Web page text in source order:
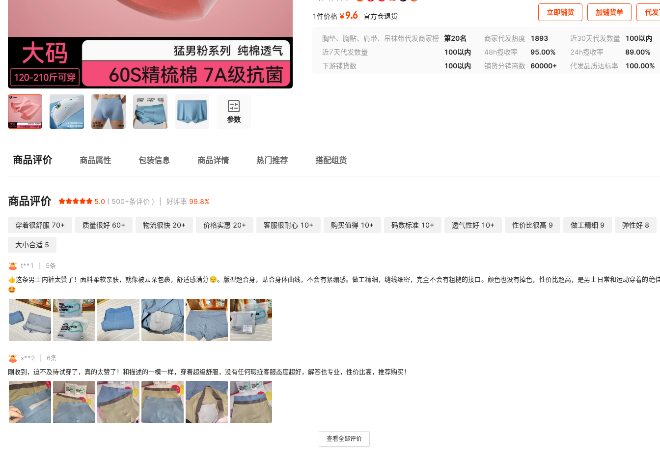
参数
XXXXL（185-210斤） 库存 4986条
1件价格 ￥9.6 官方仓退货 立即铺货 加铺货单 代
胸垫、胸贴、肩带、吊袜带代发商家榜 第20名 商家代发热度 1893 近30天代发数量
100以内
近7天代发数量
100以内 48h揽收率 95.00% 24h揽收率
89.00%
下游铺货数
100以内 铺货分销商数 60000+ 代发品质达标率 100.00%
商品评价 商品属性 包装信息 商品详情 热门推荐 搭配组货
商品评价 5.0 500+条评价 好评率 99.8%
穿着很舒服 70+ 质量很好 60+ 物流很快 20+ 价格实惠 20+ 客服很耐心 10+ 购买值得 10+ 码数标准 10+ 透气性好 10+ 性价比很高 9 做工精细 9 弹性好 8
大小合适 5
t**1 5条
👍这条男士内裤太赞了！面料柔软亲肤，就像被云朵包裹，舒适感满分😌。版型超合身，贴合身体曲线，不会有紧绷感。做工精细，缝线细密，完全不会有粗糙的接口。颜色也没有掉色，性价比超高，是男士日常和运动穿着的绝
🤩
x**2 6条
刚收到，迫不及待试穿了，真的太赞了！和描述的一模一样，穿着超级舒服，没有任何瑕疵客服态度超好，解答也专业，性价比高，推荐购买！
查看全部评价